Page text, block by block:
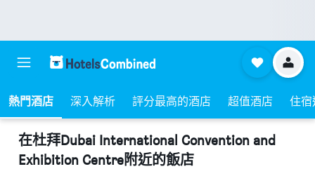
熱門酒店 深入解析 評分最高的酒店 超值酒店 住
​在杜拜Dubai International Convention and
Exhibition Centre附近​的飯店